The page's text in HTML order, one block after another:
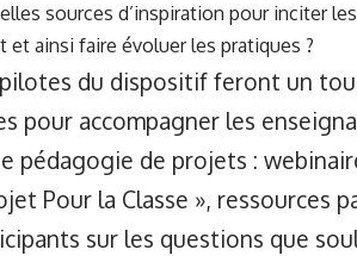
sources d’inspiration pour inciter
et ainsi faire évoluer les pratiques ?
du dispositif feront un
pour accompagner les
pédagogie de projets :
Pour la Classe », ressources
sur les questions que